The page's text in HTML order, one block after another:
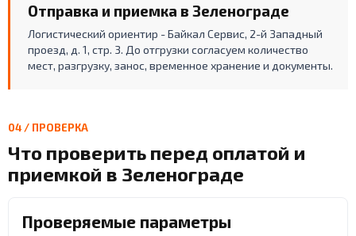
Отправка и приемка в Зеленограде
Логистический ориентир - Байкал Сервис, 2-й Западный
проезд, д. 1, стр. 3. До отгрузки согласуем количество
мест, разгрузку, занос, временное хранение и документы.
04 / ПРОВЕРКА
Что проверить перед оплатой и
приемкой в Зеленограде
Проверяемые параметры